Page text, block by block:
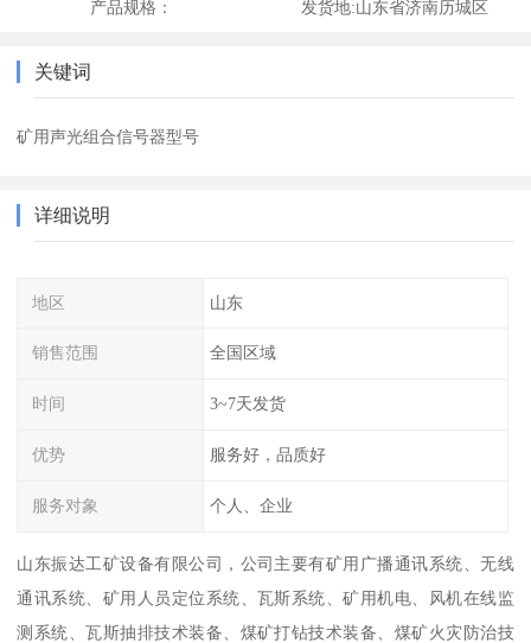
产品规格： 发货地:山东省济南历城区
关键词
矿用声光组合信号器型号
详细说明
地区 山东
销售范围 全国区域
时间 3~7天发货
优势 服务好，品质好
服务对象 个人、企业
山东振达工矿设备有限公司，公司主要有矿用广播通讯系统、无线
通讯系统、矿用人员定位系统、瓦斯系统、矿用机电、风机在线监
测系统、瓦斯抽排技术装备、煤矿打钻技术装备、煤矿火灾防治技